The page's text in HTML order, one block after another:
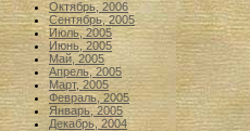
Октябрь, 2006
Сентябрь, 2005
Июль, 2005
Июнь, 2005
Май, 2005
Апрель, 2005
Март, 2005
Февраль, 2005
Январь, 2005
Декабрь, 2004